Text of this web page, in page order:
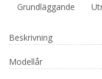
Grundläggande
Beskrivning
Modellår